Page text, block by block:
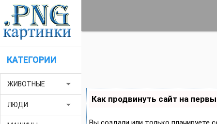
КАТЕГОРИИ
ЖИВОТНЫЕ arrow_drop_down
ЛЮДИ arrow_drop_down
Как продвинуть сайт на